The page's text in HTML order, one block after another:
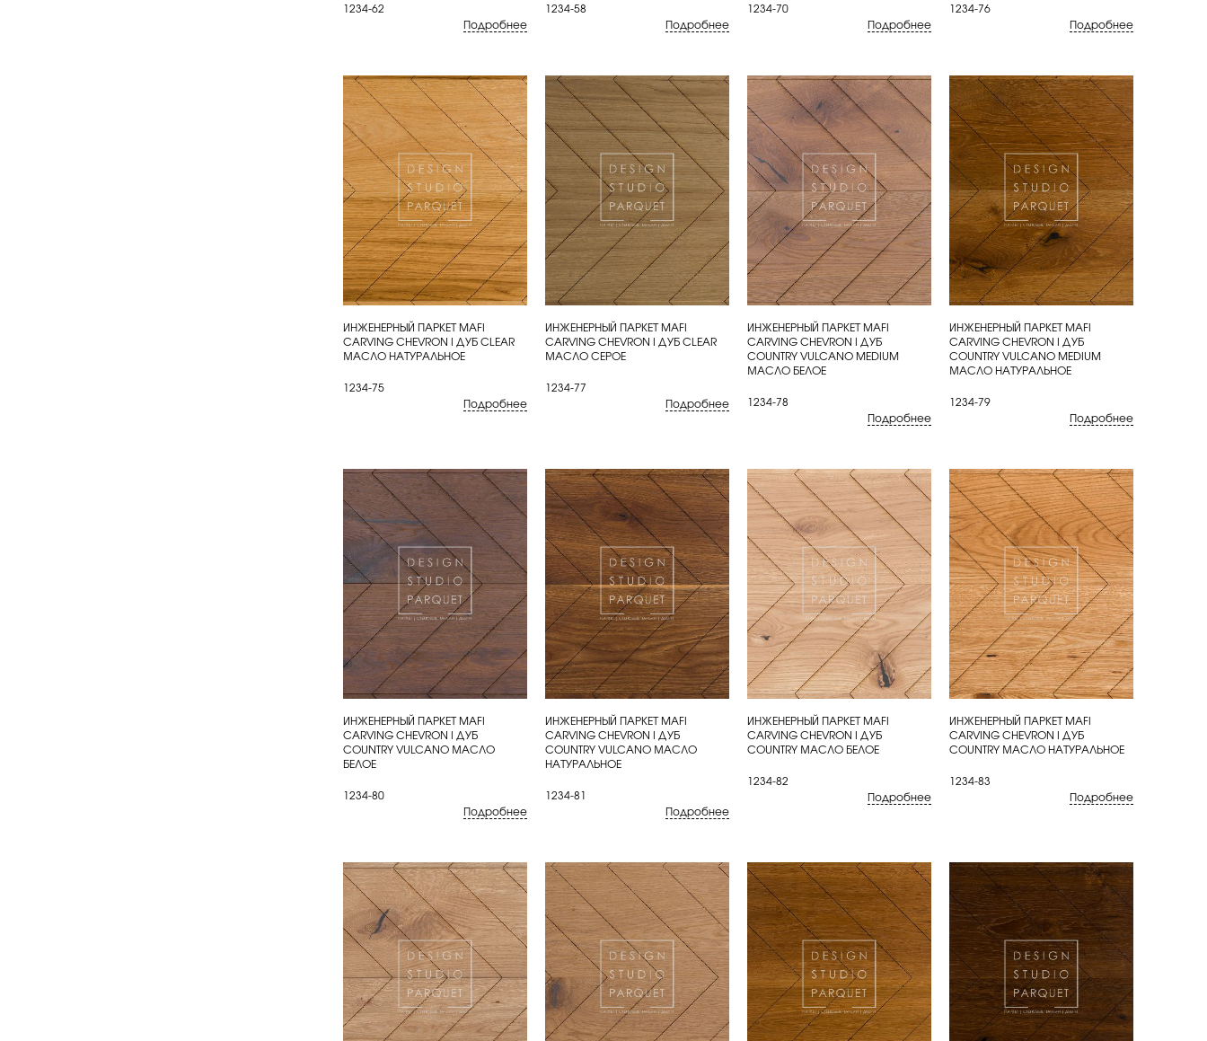
1234-62
Подробнее
1234-58
Подробнее
1234-70
Подробнее
1234-76
Подробнее
КУПИТЬ
ИНЖЕНЕРНЫЙ ПАРКЕТ MAFI
CARVING CHEVRON I ДУБ CLEAR
МАСЛО НАТУРАЛЬНОЕ
1234-75
Подробнее
КУПИТЬ
ИНЖЕНЕРНЫЙ ПАРКЕТ MAFI
CARVING CHEVRON I ДУБ CLEAR
МАСЛО СЕРОЕ
1234-77
Подробнее
КУПИТЬ
ИНЖЕНЕРНЫЙ ПАРКЕТ MAFI
CARVING CHEVRON I ДУБ
COUNTRY VULCANO MEDIUM
МАСЛО БЕЛОЕ
1234-78
Подробнее
КУПИТЬ
ИНЖЕНЕРНЫЙ ПАРКЕТ MAFI
CARVING CHEVRON I ДУБ
COUNTRY VULCANO MEDIUM
МАСЛО НАТУРАЛЬНОЕ
1234-79
Подробнее
КУПИТЬ
ИНЖЕНЕРНЫЙ ПАРКЕТ MAFI
CARVING CHEVRON I ДУБ
COUNTRY VULCANO МАСЛО
БЕЛОЕ
1234-80
Подробнее
КУПИТЬ
ИНЖЕНЕРНЫЙ ПАРКЕТ MAFI
CARVING CHEVRON I ДУБ
COUNTRY VULCANO МАСЛО
НАТУРАЛЬНОЕ
1234-81
Подробнее
КУПИТЬ
ИНЖЕНЕРНЫЙ ПАРКЕТ MAFI
CARVING CHEVRON I ДУБ
COUNTRY МАСЛО БЕЛОЕ
1234-82
Подробнее
КУПИТЬ
ИНЖЕНЕРНЫЙ ПАРКЕТ MAFI
CARVING CHEVRON I ДУБ
COUNTRY МАСЛО НАТУРАЛЬНОЕ
1234-83
Подробнее